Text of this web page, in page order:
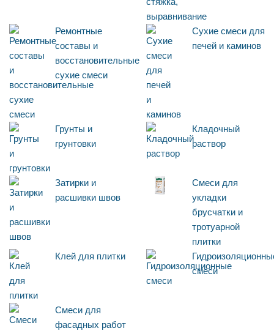
Ремонтные
составы и
восстановительные
сухие смеси
Сухие смеси для
печей и каминов
Грунты и
грунтовки
Кладочный
раствор
Затирки и
расшивки швов
Смеси для
укладки
брусчатки и
тротуарной
плитки
Клей для плитки
смеси
Смеси для
фасадных работ